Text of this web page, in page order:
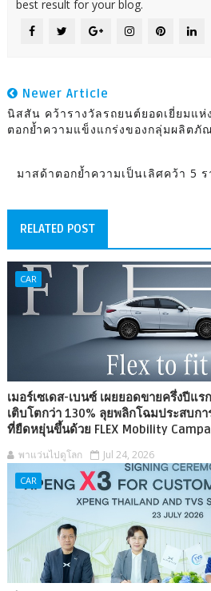
best result for your blog.
Newer Article
นิสสัน คว้ารางวัลรถยนต์ยอดเยี่ยมแห่
ตอกย้ำความแข็งแกร่งของกลุ่มผลิตภั
มาสด้าตอกย้ำความเป็นเลิศคว้า 5
RELATED POST
CAR
เมอร์เซเดส-เบนซ์ เผยยอดขายครึ่งปีแร
เติบโตกว่า 130% ลุยพลิกโฉมประสบก
ที่ยืดหยุ่นขึ้นด้วย FLEX Mobility
พาแว่นไปดูโลก Jul 24, 2026
CAR